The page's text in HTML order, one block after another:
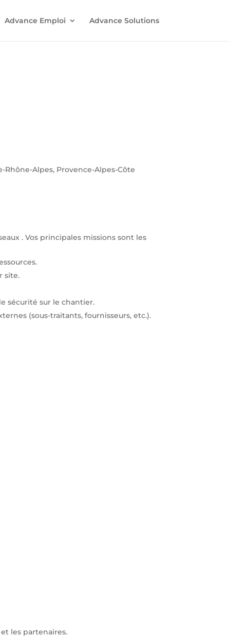
Advance Emploi Advance Solutions
Alpes, Provence-Alpes-Côte
. Vos principales missions sont les
site.
sécurité sur le chantier.
(sous-traitants, fournisseurs, etc.).
les partenaires.